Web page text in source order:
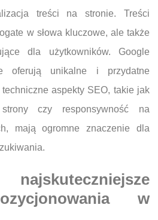
treści na stronie. Treści
w słowa kluczowe, ale także
dla użytkowników. Google
oferują unikalne i przydatne
aspekty SEO, takie jak
czy responsywność na
mają ogromne znaczenie dla
w